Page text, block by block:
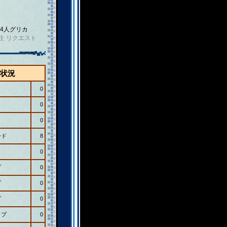
4人グリカ
リクエスト
況
0
0
0
8
0
0
0
0
プ 0